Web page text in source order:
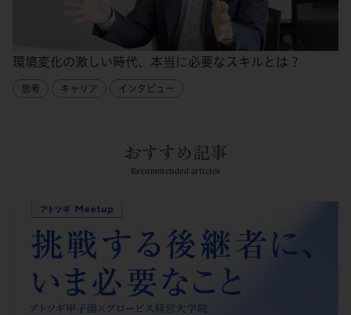
環境変化の激しい時代、本当に必要なスキルとは？
思考 キャリア インタビュー
おすすめ記事
Recommended articles